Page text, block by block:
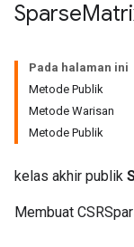
Sparse
Pada halaman ini
Metode Publik
Metode Warisan
Metode Publik
kelas akhir publik
Membuat